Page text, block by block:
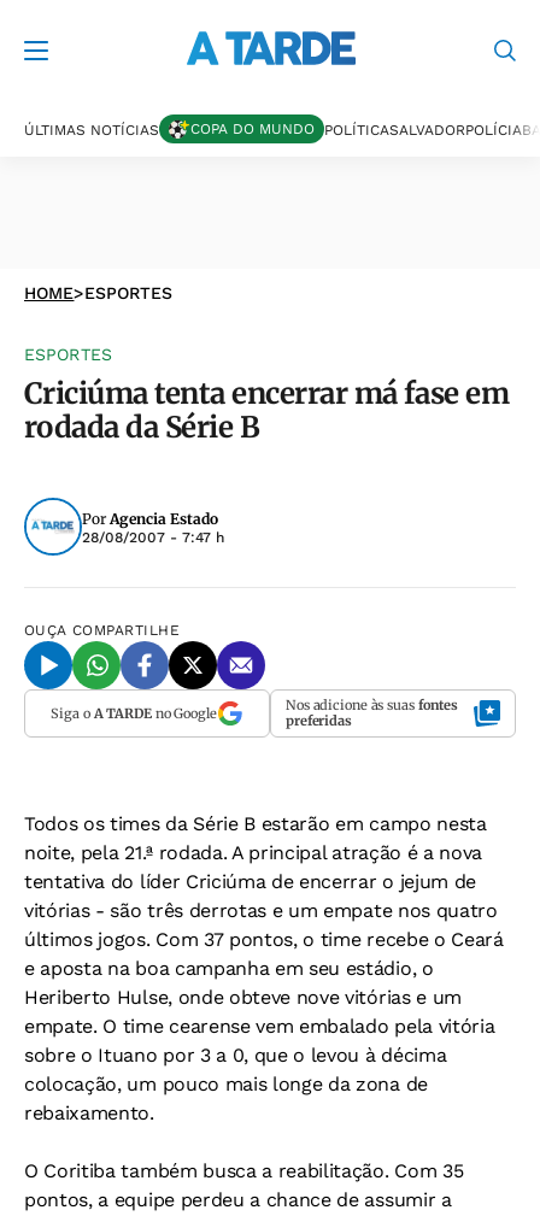
ÚLTIMAS NOTÍCIAS COPA DO MUNDO POLÍTICASALVADORPOLÍCIA
HOME>ESPORTES
ESPORTES
Criciúma tenta encerrar má fase em
rodada da Série B
PorAgencia Estado
28/08/2007 - 7:47 h
OUÇA COMPARTILHE
Siga o A TARDEno Google Nos adicione às suas fontes
preferidas
Todos os times da Série B estarão em campo nesta
noite, pela 21.ª rodada. A principal atração é a nova
tentativa do líder Criciúma de encerrar o jejum de
vitórias - são três derrotas e um empate nos quatro
últimos jogos. Com 37 pontos, o time recebe o Ceará
e aposta na boa campanha em seu estádio, o
Heriberto Hulse, onde obteve nove vitórias e um
empate. O time cearense vem embalado pela vitória
sobre o Ituano por 3 a 0, que o levou à décima
colocação, um pouco mais longe da zona de
rebaixamento.
O Coritiba também busca a reabilitação. Com 35
pontos, a equipe perdeu a chance de assumir a